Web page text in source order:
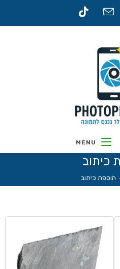
MENU
כיתוב
הוספת כיתוב